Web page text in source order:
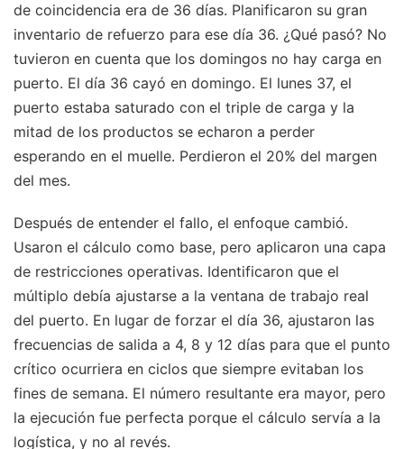
de coincidencia era de 36 días. Planificaron su gran
inventario de refuerzo para ese día 36. ¿Qué pasó? No
tuvieron en cuenta que los domingos no hay carga en
puerto. El día 36 cayó en domingo. El lunes 37, el
puerto estaba saturado con el triple de carga y la
mitad de los productos se echaron a perder
esperando en el muelle. Perdieron el 20% del margen
del mes.
Después de entender el fallo, el enfoque cambió.
Usaron el cálculo como base, pero aplicaron una capa
de restricciones operativas. Identificaron que el
múltiplo debía ajustarse a la ventana de trabajo real
del puerto. En lugar de forzar el día 36, ajustaron las
frecuencias de salida a 4, 8 y 12 días para que el punto
crítico ocurriera en ciclos que siempre evitaban los
fines de semana. El número resultante era mayor, pero
la ejecución fue perfecta porque el cálculo servía a la
logística, y no al revés.